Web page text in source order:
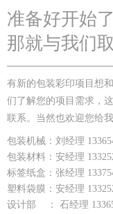
准备好开始
那就与我们
有新的包装彩印项目想
们了解您的项目需求，
联系。当然也欢迎您给
包装机械：刘经理
包装材料：安经理
标签纸盒：张经理
塑料袋膜：安经理
设计部 ： 石经理